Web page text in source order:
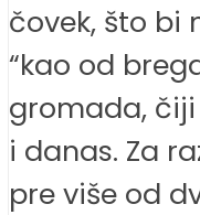
čovek, što bi
“kao od
gromada,
i danas. Za
pre više od